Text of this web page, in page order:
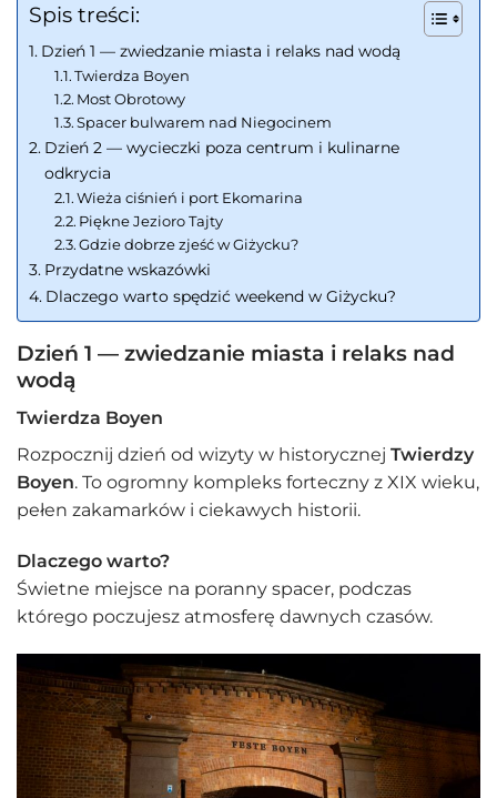
Spis treści:
Dzień 1 — zwiedzanie miasta i relaks nad wodą
Twierdza Boyen
Most Obrotowy
Spacer bulwarem nad Niegocinem
Dzień 2 — wycieczki poza centrum i kulinarne
odkrycia
Wieża ciśnień i port Ekomarina
Piękne Jezioro Tajty
Gdzie dobrze zjeść w Giżycku?
Przydatne wskazówki
Dlaczego warto spędzić weekend w Giżycku?
Dzień 1 — zwiedzanie miasta i relaks nad
wodą
Twierdza Boyen
Rozpocznij dzień od wizyty w historycznej Twierdzy
Boyen. To ogromny kompleks forteczny z XIX wieku,
pełen zakamarków i ciekawych historii.
Dlaczego warto?
Świetne miejsce na poranny spacer, podczas
którego poczujesz atmosferę dawnych czasów.